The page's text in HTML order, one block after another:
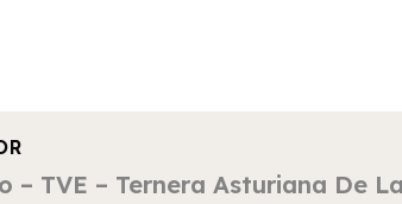
– TVE – Ternera Asturiana De